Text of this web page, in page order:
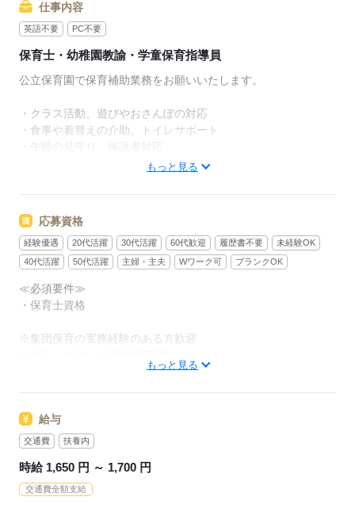
仕事内容
英語不要 PC不要
保育士・幼稚園教諭・学童保育指導員
公立保育園で保育補助業務をお願いいたします。
・クラス活動、遊びやおさんぽの対応
・食事や着替えの介助、トイレサポート
・午睡の見守り、保護者対応
※正規職員の先生と一緒なので、安心して働けます。
※園内環境整備は分業化されているので、保育に専念できま
す。
※就業開始後も定期訪問で就業後もしっかりフォローします！
い！
応募する
もっと見る
応募資格
経験優遇 20代活躍 30代活躍 60代歓迎 履歴書不要
未経験OK
40代活躍
50代活躍 主婦・主夫 Wワーク可 ブランクOK
≪必須要件≫
・保育士資格
※集団保育の実務経験のある方歓迎
もっと見る
給与
交通費 扶養内
時給 1,650 円 ～ 1,700 円
交通費全額支給